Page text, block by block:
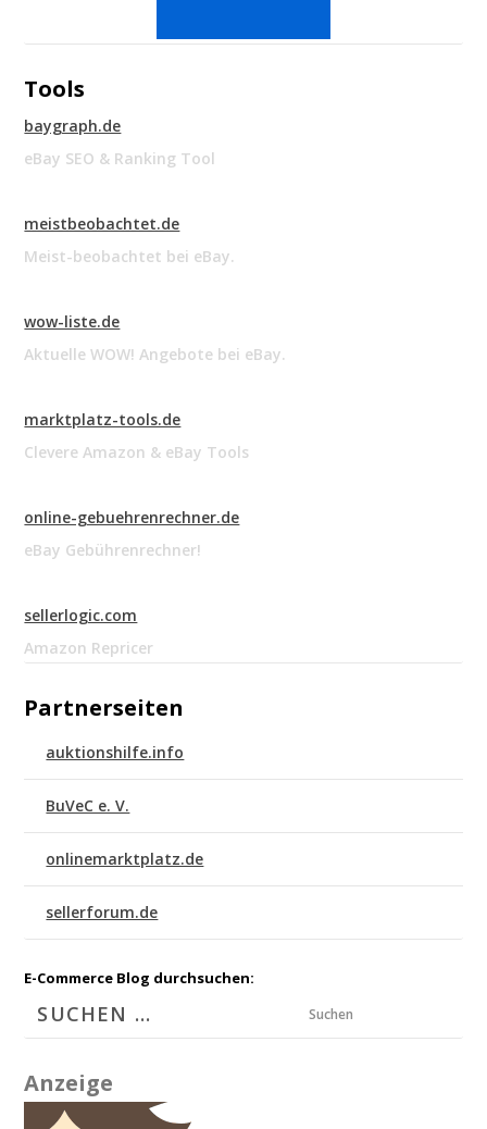
Tools
baygraph.de
eBay SEO & Ranking Tool
meistbeobachtet.de
Meist-beobachtet bei eBay.
wow-liste.de
Aktuelle WOW! Angebote bei eBay.
marktplatz-tools.de
Clevere Amazon & eBay Tools
online-gebuehrenrechner.de
eBay Gebührenrechner!
sellerlogic.com
Amazon Repricer
Partnerseiten
auktionshilfe.info
BuVeC e. V.
onlinemarktplatz.de
sellerforum.de
E-Commerce Blog durchsuchen:
Suchen
Anzeige